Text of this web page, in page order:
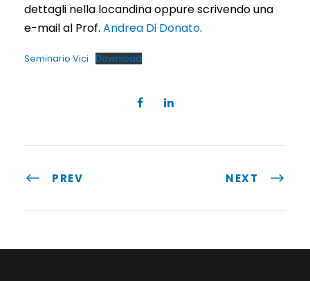
dettagli nella locandina oppure scrivendo una
e-mail al Prof. Andrea Di Donato.
Seminario Vici Download
PREV NEXT